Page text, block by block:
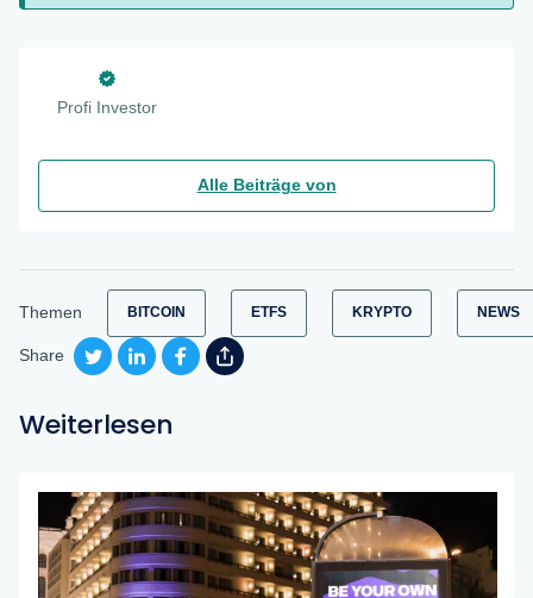
Profi Investor
Alle Beiträge von
Themen BITCOIN ETFS KRYPTO NEWS
Share
Weiterlesen